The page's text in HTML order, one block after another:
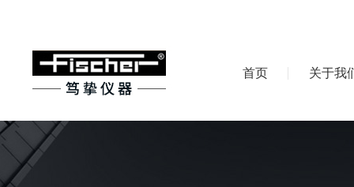
首页 关于我